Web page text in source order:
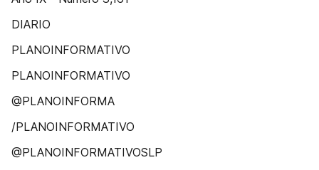
DIARIO
PLANOINFORMATIVO
PLANOINFORMATIVO
@PLANOINFORMA
/PLANOINFORMATIVO
@PLANOINFORMATIVOSLP